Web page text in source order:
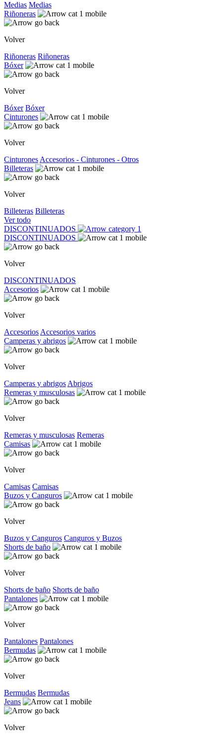
Medias Medias
Riñoneras
Volver
Riñoneras Riñoneras
Bóxer
Volver
Bóxer Bóxer
Cinturones
Volver
Cinturones Accesorios - Cinturones - Otros
Billeteras
Volver
Billeteras Billeteras
Ver todo
DISCONTINUADOS
DISCONTINUADOS
Volver
DISCONTINUADOS
Accesorios
Volver
Accesorios Accesorios varios
Camperas y abrigos
Volver
Camperas y abrigos Abrigos
Remeras y musculosas
Volver
Remeras y musculosas Remeras
Camisas
Volver
Camisas Camisas
Buzos y Canguros
Volver
Buzos y Canguros Canguros y Buzos
Shorts de baño
Volver
Shorts de baño Shorts de baño
Pantalones
Volver
Pantalones Pantalones
Bermudas
Volver
Bermudas Bermudas
Jeans
Volver